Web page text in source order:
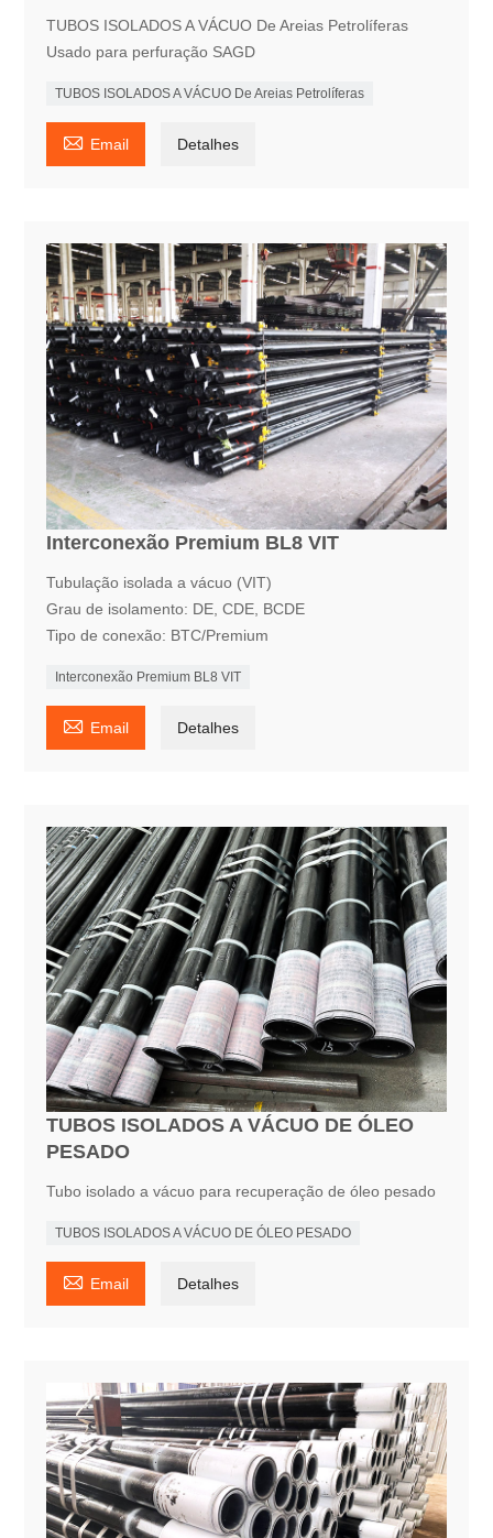
TUBOS ISOLADOS A VÁCUO De Areias Petrolíferas
Usado para perfuração SAGD
TUBOS ISOLADOS A VÁCUO De Areias Petrolíferas
 Email Detalhes
Interconexão Premium BL8 VIT
Tubulação isolada a vácuo (VIT)
Grau de isolamento: DE, CDE, BCDE
Tipo de conexão: BTC/Premium
Interconexão Premium BL8 VIT
 Email Detalhes
TUBOS ISOLADOS A VÁCUO DE ÓLEO
PESADO
Tubo isolado a vácuo para recuperação de óleo pesado
TUBOS ISOLADOS A VÁCUO DE ÓLEO PESADO
 Email Detalhes